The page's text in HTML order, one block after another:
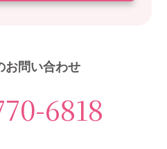
お問い合わせ
6818